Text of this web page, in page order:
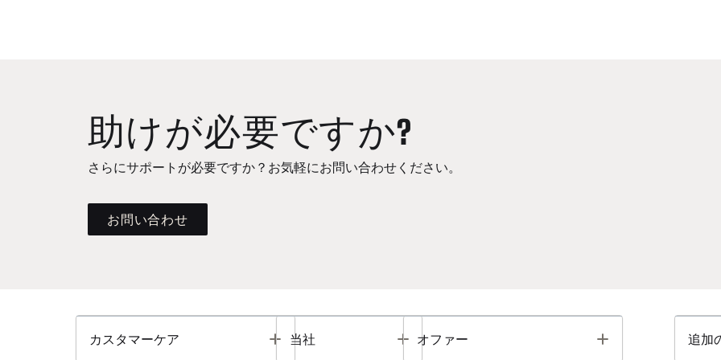
助けが必要ですか?
さらにサポートが必要ですか？お気軽にお問い合わせください。
お問い合わせ
カスタマーケア Toggle
当社 Toggle
オファー Toggle 追加